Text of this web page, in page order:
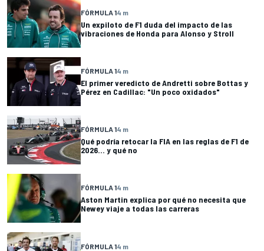
FÓRMULA 14 m
Un expiloto de F1 duda del impacto de las
vibraciones de Honda para Alonso y Stroll
FÓRMULA 14 m
El primer veredicto de Andretti sobre Bottas y
Pérez en Cadillac: "Un poco oxidados"
FÓRMULA 14 m
Qué podría retocar la FIA en las reglas de F1 de
2026… y qué no
FÓRMULA 14 m
Aston Martin explica por qué no necesita que
Newey viaje a todas las carreras
FÓRMULA 14 m